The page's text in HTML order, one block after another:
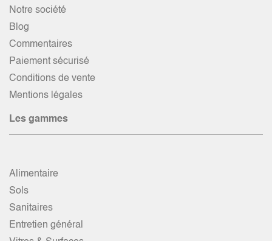
Notre société
Blog
Commentaires
Paiement sécurisé
Conditions de vente
Mentions légales
Les gammes
Alimentaire
Sols
Sanitaires
Entretien général